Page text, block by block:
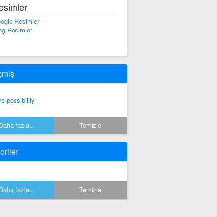
Resimler
Resimler
possibility
Daha fazla... Temizle
Daha fazla... Temizle